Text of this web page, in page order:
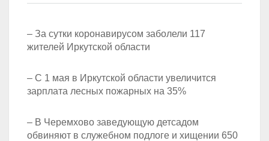
– За сутки коронавирусом заболели 117
жителей Иркутской области
– С 1 мая в Иркутской области увеличится
зарплата лесных пожарных на 35%
– В Черемхово заведующую детсадом
обвиняют в служебном подлоге и хищении 650